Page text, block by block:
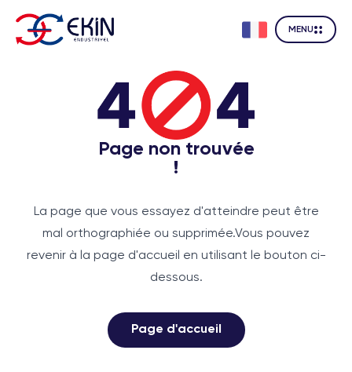
MENU
Page non trouvée
!
La page que vous essayez d'atteindre peut être
mal orthographiée ou supprimée.Vous pouvez
revenir à la page d'accueil en utilisant le bouton ci-
dessous.
Page d'accueil